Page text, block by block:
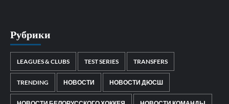
Рубрики
LEAGUES & CLUBS TEST SERIES TRANSFERS
TRENDING НОВОСТИ НОВОСТИ ДЮСШ